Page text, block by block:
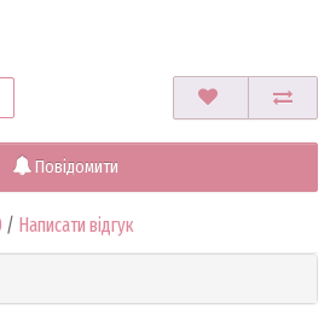
Повідомити
/ Написати відгук